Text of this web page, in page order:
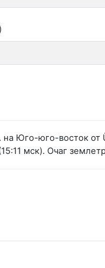
Юго-юго-восток
мск). Очаг